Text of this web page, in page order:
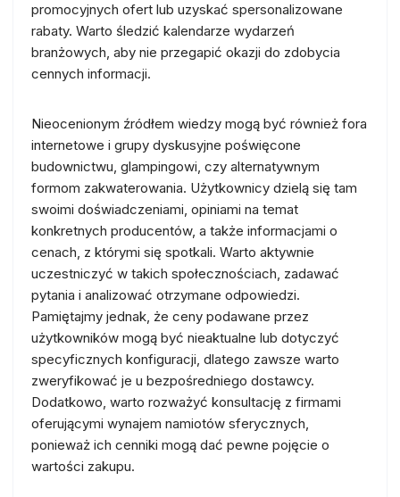
promocyjnych ofert lub uzyskać spersonalizowane
rabaty. Warto śledzić kalendarze wydarzeń
branżowych, aby nie przegapić okazji do zdobycia
cennych informacji.
Nieocenionym źródłem wiedzy mogą być również fora
internetowe i grupy dyskusyjne poświęcone
budownictwu, glampingowi, czy alternatywnym
formom zakwaterowania. Użytkownicy dzielą się tam
swoimi doświadczeniami, opiniami na temat
konkretnych producentów, a także informacjami o
cenach, z którymi się spotkali. Warto aktywnie
uczestniczyć w takich społecznościach, zadawać
pytania i analizować otrzymane odpowiedzi.
Pamiętajmy jednak, że ceny podawane przez
użytkowników mogą być nieaktualne lub dotyczyć
specyficznych konfiguracji, dlatego zawsze warto
zweryfikować je u bezpośredniego dostawcy.
Dodatkowo, warto rozważyć konsultację z firmami
oferującymi wynajem namiotów sferycznych,
ponieważ ich cenniki mogą dać pewne pojęcie o
wartości zakupu.